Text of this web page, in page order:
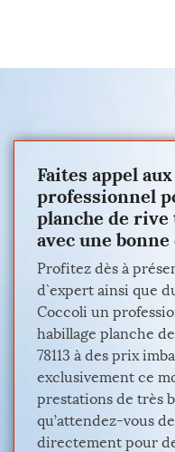
Faites appel
professionnel
planche de rive
avec une
Profitez dès à
d`expert ainsi que
Coccoli un
habillage planche
78113 à des prix
exclusivement ce
prestations de très
qu’attendez-vous
directement pour